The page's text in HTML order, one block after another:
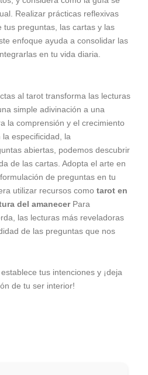
Realizar prácticas reflexivas
tus preguntas, las cartas y las
enfoque ayuda a consolidar las
en tu vida diaria.
al tarot transforma las lecturas
simple adivinación a una
la comprensión y el crecimiento
especificidad, la
abiertas, podemos descubrir
de las cartas. Adopta el arte en
de preguntas en tu
utilizar recursos como tarot en
del amanecerPara
las lecturas más reveladoras
de las preguntas que nos
tus intenciones y ¡deja
de tu ser interior!